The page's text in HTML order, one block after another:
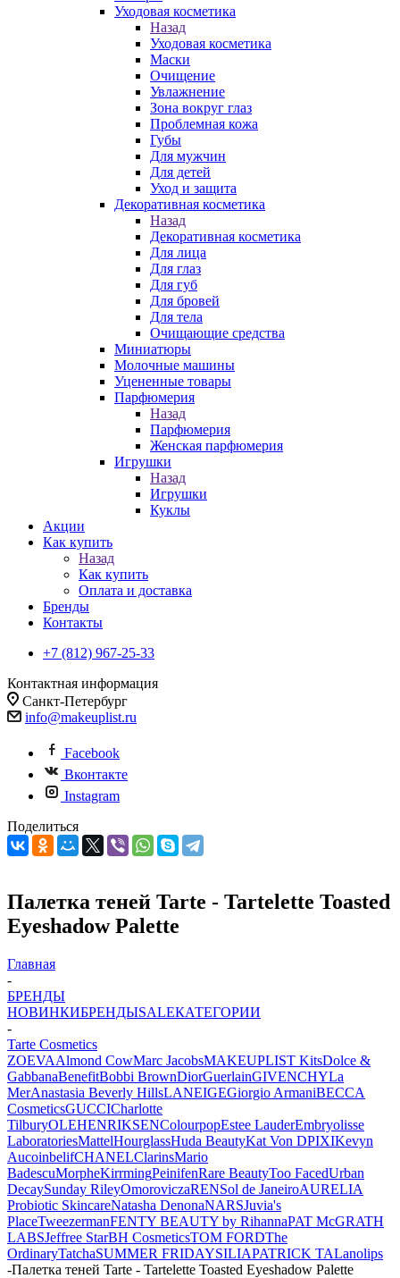
Уходовая косметика
Назад
Уходовая косметика
Маски
Очищение
Увлажнение
Зона вокруг глаз
Проблемная кожа
Губы
Для мужчин
Для детей
Уход и защита
Декоративная косметика
Назад
Декоративная косметика
Для лица
Для глаз
Для губ
Для бровей
Для тела
Очищающие средства
Миниатюры
Молочные машины
Уцененные товары
Парфюмерия
Назад
Парфюмерия
Женская парфюмерия
Игрушки
Назад
Игрушки
Куклы
Акции
Как купить
Назад
Как купить
Оплата и доставка
Бренды
Контакты
+7 (812) 967-25-33
Контактная информация
Санкт-Петербург
info@makeuplist.ru
Facebook
Вконтакте
Instagram
Поделиться
Палетка теней Tarte - Tartelette Toasted
Eyeshadow Palette
Главная
-
БРЕНДЫ
НОВИНКИБРЕНДЫSALEКАТЕГОРИИ
-
Tarte Cosmetics
ZOEVAAlmond CowMarc JacobsMAKEUPLIST KitsDolce &
GabbanaBenefitBobbi BrownDiorGuerlainGIVENCHYLa
MerAnastasia Beverly HillsLANEIGEGiorgio ArmaniBECCA
CosmeticsGUCCICharlotte
TilburyOLEHENRIKSENColourpopEstee LauderEmbryolisse
LaboratoriesMattelHourglassHuda BeautyKat Von DPIXIKevyn
AucoinbelifCHANELClarinsMario
BadescuMorpheKirrmingPeinifenRare BeautyToo FacedUrban
DecaySunday RileyOmoroviczaRENSol de JaneiroAURELIA
Probiotic SkincareNatasha DenonaNARSJuvia's
PlaceTweezermanFENTY BEAUTY by RihannaPAT McGRATH
LABSJeffree StarBH CosmeticsTOM FORDThe
OrdinaryTatchaSUMMER FRIDAYSILIAPATRICK TALanolips
-Палетка теней Tarte - Tartelette Toasted Eyeshadow Palette